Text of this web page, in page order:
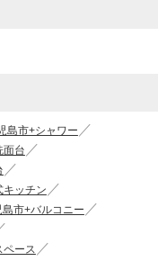
島市+シャワー
面台
キッチン
島市+バルコニー
ペース